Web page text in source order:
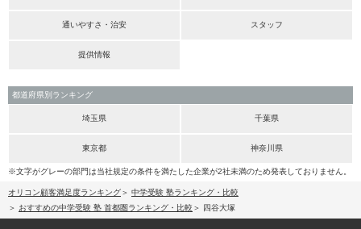
通いやすさ・治安 スタッフ
提供情報
都道府県別ランキング
埼玉県 千葉県
東京都 神奈川県
※文字がグレーの部門は当社規定の条件を満たした企業が2社未満のため発表しておりません。
オリコン顧客満足度ランキング
中学受験 塾ランキング・比較
おすすめの中学受験 塾 首都圏ランキング・比較
四谷大塚